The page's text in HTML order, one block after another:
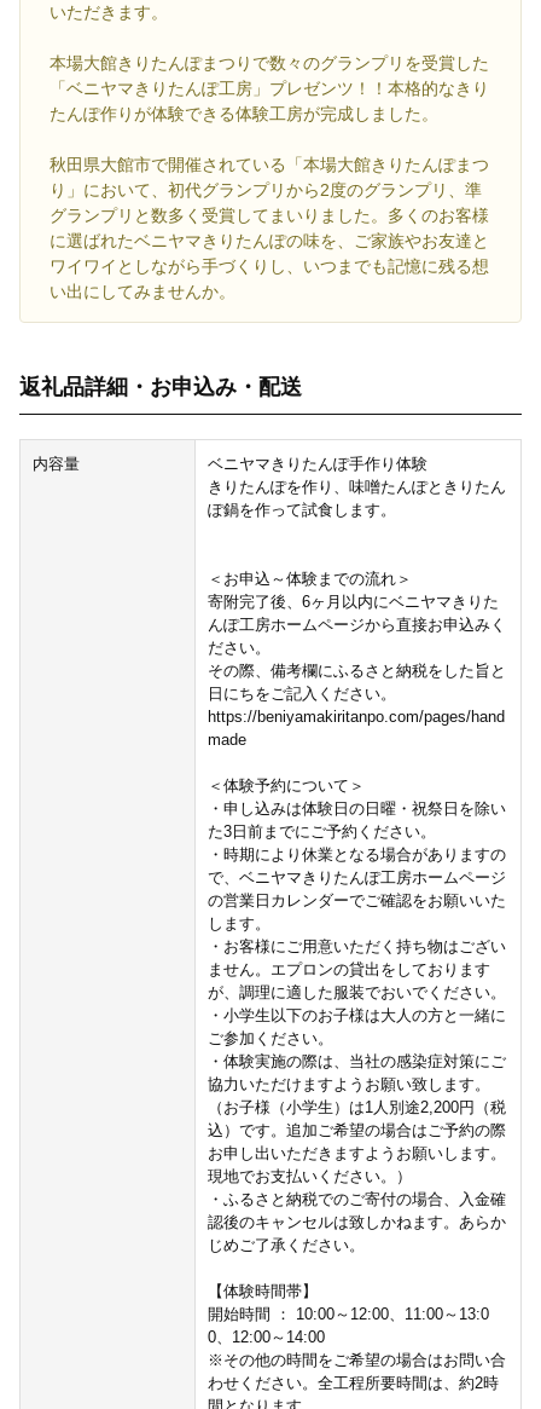
いただきます。
本場大館きりたんぽまつりで数々のグランプリを受賞した
「ベニヤマきりたんぽ工房」プレゼンツ！！本格的なきり
たんぽ作りが体験できる体験工房が完成しました。
秋田県大館市で開催されている「本場大館きりたんぽまつ
り」において、初代グランプリから2度のグランプリ、準
グランプリと数多く受賞してまいりました。多くのお客様
に選ばれたベニヤマきりたんぽの味を、ご家族やお友達と
ワイワイとしながら手づくりし、いつまでも記憶に残る想
い出にしてみませんか。
返礼品詳細・お申込み・配送
内容量
ベニヤマきりたんぽ手作り体験
きりたんぽを作り、味噌たんぽときりたん
ぽ鍋を作って試食します。
＜お申込～体験までの流れ＞
寄附完了後、6ヶ月以内にベニヤマきりた
んぽ工房ホームページから直接お申込みく
ださい。
その際、備考欄にふるさと納税をした旨と
日にちをご記入ください。
https://beniyamakiritanpo.com/pages/hand
made
＜体験予約について＞
・申し込みは体験日の日曜・祝祭日を除い
た3日前までにご予約ください。
・時期により休業となる場合がありますの
で、ベニヤマきりたんぽ工房ホームページ
の営業日カレンダーでご確認をお願いいた
します。
・お客様にご用意いただく持ち物はござい
ません。エプロンの貸出をしております
が、調理に適した服装でおいでください。
・小学生以下のお子様は大人の方と一緒に
ご参加ください。
・体験実施の際は、当社の感染症対策にご
協力いただけますようお願い致します。
（お子様（小学生）は1人別途2,200円（税
込）です。追加ご希望の場合はご予約の際
お申し出いただきますようお願いします。
現地でお支払いください。）
・ふるさと納税でのご寄付の場合、入金確
認後のキャンセルは致しかねます。あらか
じめご了承ください。
【体験時間帯】
開始時間 ： 10:00～12:00、11:00～13:0
0、12:00～14:00
※その他の時間をご希望の場合はお問い合
わせください。全工程所要時間は、約2時